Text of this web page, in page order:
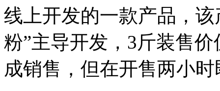
线上开发的一款产品，
粉”主导开发，3斤装售
成销售，但在开售两小